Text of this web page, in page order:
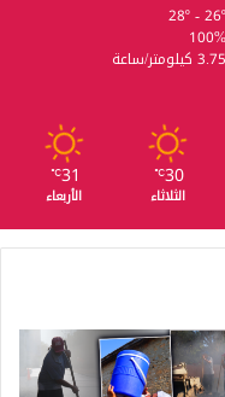
100%
3.75 كيلومتر/ساعة
30
℃
الثلاثاء
31
℃
الأربعاء